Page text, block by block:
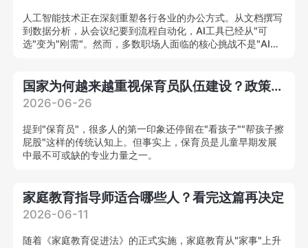
人工智能技术正在深刻重塑各行各业的办公方式。从文档撰写
到数据分析，从会议纪要到流程自动化，AI工具已经从"可
选"变为"刚需"。然而，多数职场人面临的核心挑战不是"AI能
国家为何越来越重视保育员队伍建设？政策解读来了
2026-06-26
提到"保育员"，很多人的第一印象还停留在"看孩子""帮孩子擦
屁股"这样的传统认知上。但事实上，保育员是儿童早期发展
中最不可或缺的专业力量之一。
家庭教育指导师适合哪些人？看完这篇再决定
2026-06-11
随着《家庭教育促进法》的正式实施，家庭教育从"家事"上升